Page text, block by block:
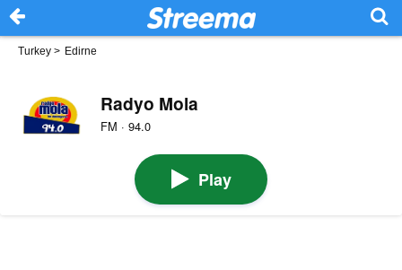
Turkey > Edirne
Radyo Mola
FM · 94.0
Play